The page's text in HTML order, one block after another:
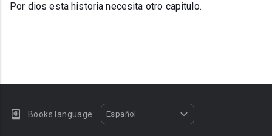
Por dios esta historia necesita otro capitulo.
Books language: Español